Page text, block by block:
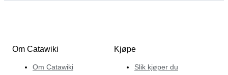
Om Catawiki
Om Catawiki
Kjøpe
Slik kjøper du